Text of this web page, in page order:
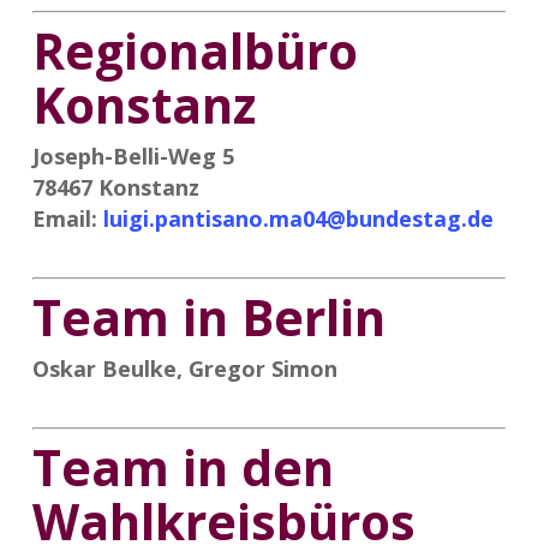
Regionalbüro
Konstanz
Joseph-Belli-Weg 5
78467 Konstanz
Email: luigi.pantisano.ma04@bundestag.de
Team in Berlin
Oskar Beulke, Gregor Simon
Team in den
Wahlkreisbüros